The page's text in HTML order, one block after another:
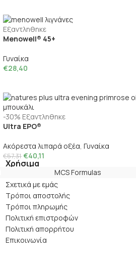
Εξαντληθηκε
Menowell® 45+
Γυναίκα
€28,40
-30% Εξαντληθηκε
Ultra EPO®
Ακόρεστα λιπαρά οξέα Γυναίκα
€57,31 €40,11
MCS Formulas
Χρήσιμα
Σχετικά με εμάς
Τρόποι αποστολής
Τρόποι πληρωμής
Πολιτική επιστροφών
Πολιτική απορρήτου
Επικοινωνία